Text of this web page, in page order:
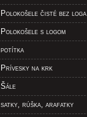
Polokošele čisté bez loga
Polokošele s logom
potítka
Prívesky na krk
Šále
satky, rúška, arafatky